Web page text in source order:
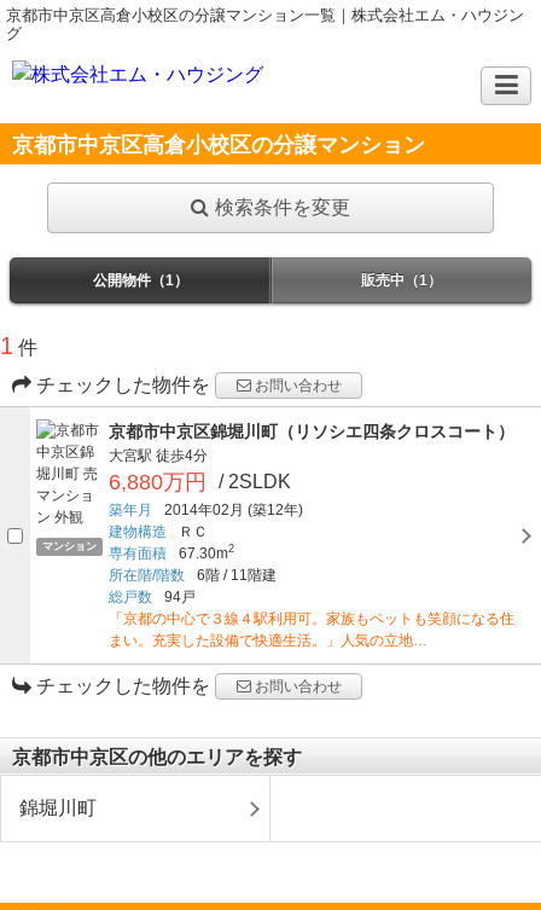
京都市中京区高倉小校区の分譲マンション一覧｜株式会社エム・ハウジン
グ
京都市中京区高倉小校区の分譲マンション
検索条件を変更
公開物件（1） 販売中（1）
1 件
チェックした物件を
お問い合わせ
マンション
京都市中京区錦堀川町（リソシエ四条クロスコート）
大宮駅 徒歩4分
6,880万円 / 2SLDK
築年月 2014年02月 (築12年)
建物構造
ＲＣ
専有面積
67.30m2
所在階/階数 6階 /11階建
総戸数
94戸
「京都の中心で３線４駅利用可。家族もペットも笑顔になる住
まい。充実した設備で快適生活。」人気の立地…
チェックした物件を お問い合わせ
京都市中京区の他のエリアを探す
錦堀川町